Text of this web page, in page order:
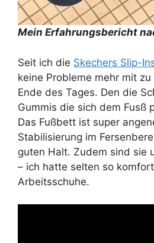
Mein Erfahrungsbericht
Seit ich die Skechers Slip-
keine Probleme mehr mit
Ende des Tages. Den die
Gummis die sich dem Fusß
Das Fußbett ist super
Stabilisierung im
guten Halt. Zudem sind sie
– ich hatte selten so
Arbeitsschuhe.